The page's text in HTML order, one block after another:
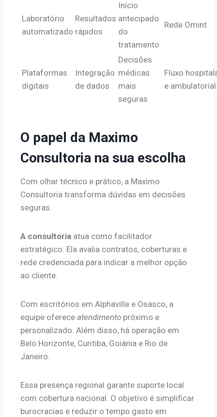
Laboratório
automatizado
Resultados
rápidos
Início
antecipado
do
tratamento
Rede Omint
Plataformas
digitais
Integração
de dados
Decisões
médicas
mais
seguras
Fluxo
e ambulatorial
O papel da Maximo
Consultoria na sua escolha
Com olhar técnico e prático, a Maximo
Consultoria transforma dúvidas em decisões
seguras.
A consultoria atua como facilitador
estratégico. Ela avalia contratos, coberturas e
rede credenciada para indicar a melhor opção
ao cliente.
Com escritórios em Alphaville e Osasco, a
equipe oferece atendimento próximo e
personalizado. Além disso, há operação em
Belo Horizonte, Curitiba, Goiânia e Rio de
Janeiro.
Essa presença regional garante suporte local
com cobertura nacional. O objetivo é simplificar
burocracias e reduzir o tempo gasto em